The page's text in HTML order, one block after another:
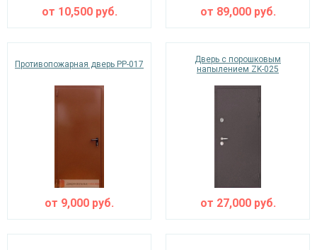
от 10,500руб. от 89,000руб.
Противопожарная дверь PP-017
от 9,000 руб.
Дверь с порошковым
напылением ZK-025
от 27,000руб.